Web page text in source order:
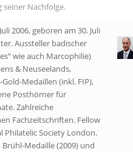
seiner Nachfolge.
2006, geboren am 30. Juli
Aussteller badischer
wie auch Marcophilie)
& Neuseelands,
Medaillen (inkl. FIP),
Posthörner für
Zahlreiche
Fachzeitschriften. Fellow
Philatelic Society London.
Medaille (2009) und